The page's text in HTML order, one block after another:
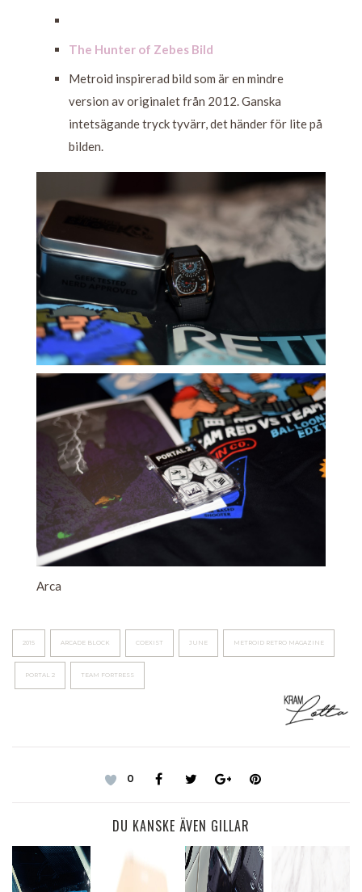
The Hunter of Zebes Bild
Metroid inspirerad bild som är en mindre
version av originalet från 2012. Ganska
intetsägande tryck tyvärr, det händer för lite på
bilden.
Arca
2015 ARCADE BLOCK COEXIST JUNE METROID RETRO MAGAZINE
PORTAL 2 TEAM FORTRESS
0
DU KANSKE ÄVEN GILLAR